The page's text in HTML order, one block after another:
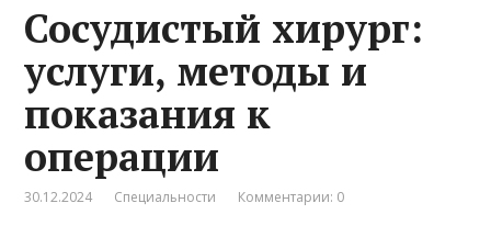
Сосудистый хирург:
услуги, методы и
показания к
операции
30.12.2024 Специальности Комментарии: 0